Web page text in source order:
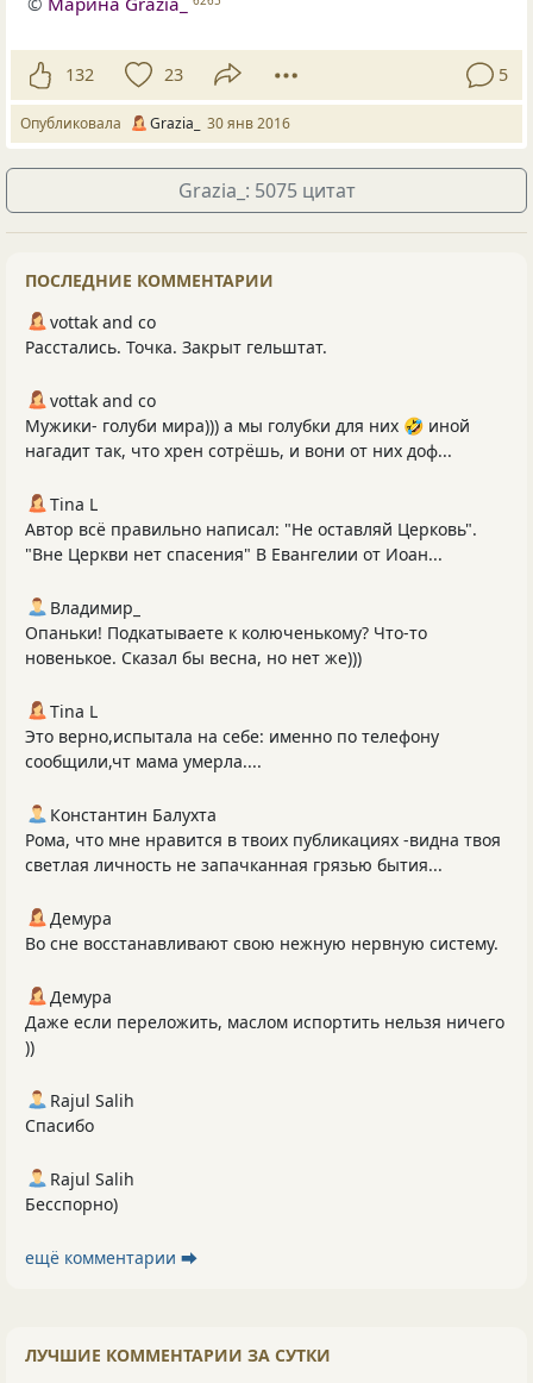
132 23 5
Опубликовала Grazia_ 30 янв 2016
Grazia_: 5075 цитат
ПОСЛЕДНИЕ КОММЕНТАРИИ
vottak and co
Расстались. Точка. Закрыт гельштат.
vottak and co
Мужики- голуби мира))) а мы голубки для них 🤣 иной
нагадит так, что хрен сотрёшь, и вони от них доф...
Tina L
Автор всё правильно написал: "Не оставляй Церковь".
"Вне Церкви нет спасения" В Евангелии от Иоан...
Владимир_
Опаньки! Подкатываете к колюченькому? Что-то
новенькое. Сказал бы весна, но нет же)))
Tina L
Это верно,испытала на себе: именно по телефону
сообщили,чт мама умерла....
Константин Балухта
Рома, что мне нравится в твоих публикациях -видна твоя
светлая личность не запачканная грязью бытия...
Демура
Во сне восстанавливают свою нежную нервную систему.
Демура
Даже если переложить, маслом испортить нельзя ничего
))
Rajul Salih
Спасибо
Rajul Salih
Бесспорно)
ещё комментарии ⮕
ЛУЧШИЕ КОММЕНТАРИИ ЗА СУТКИ